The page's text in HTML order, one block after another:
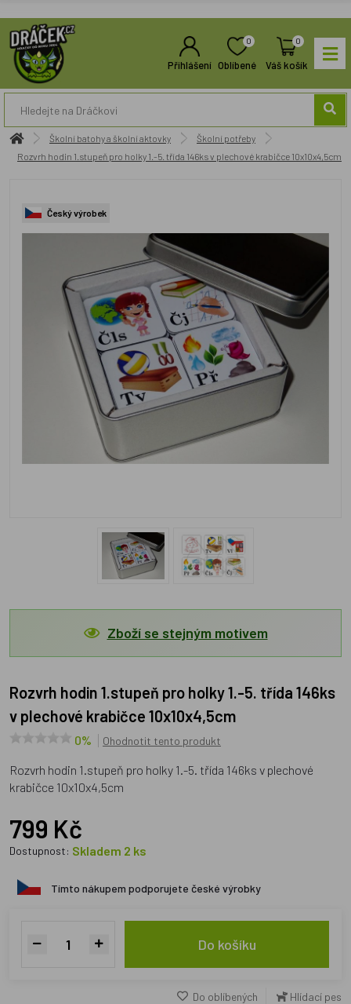
Přihlášení
0
Oblíbené
0
Váš košík
Školní batohy a školní aktovky
Školní potřeby
Rozvrh hodin 1.stupeň pro holky 1.-5. třída 146ks v plechové krabičce 10x10x4,5cm
Český výrobek
Zboží se stejným motivem
Rozvrh hodin 1.stupeň pro holky 1.-5. třída 146ks
v plechové krabičce 10x10x4,5cm
0% Ohodnotit tento produkt
Rozvrh hodin 1.stupeň pro holky 1.-5. třída 146ks v plechové
krabičce 10x10x4,5cm
799 Kč
Dostupnost: Skladem 2 ks
Tímto nákupem podporujete české výrobky
Do košíku
Do oblíbených Hlídací pes